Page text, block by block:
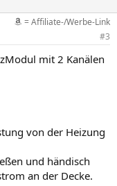
= Affiliate-/Werbe-Link
#3
mit 2 Kanälen
von der Heizung
und händisch
an der Decke.